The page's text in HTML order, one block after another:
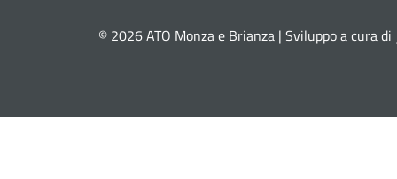
© 2026 ATO Monza e Brianza | Sviluppo a cura di